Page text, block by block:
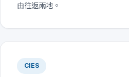
由往返兩地。
CIES